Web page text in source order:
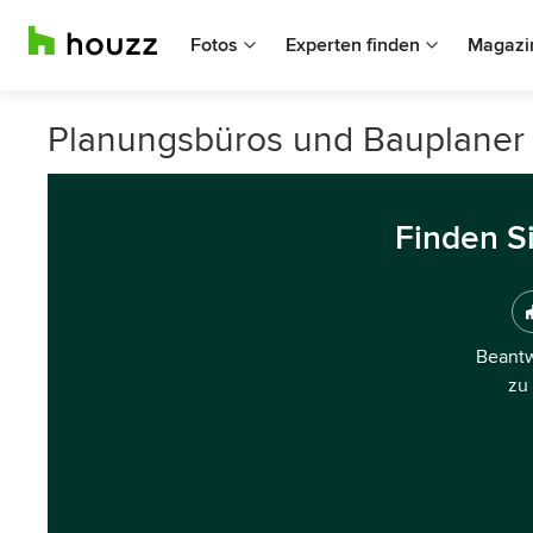
Fotos Experten finden
Planungsbüros und
Finden
zu